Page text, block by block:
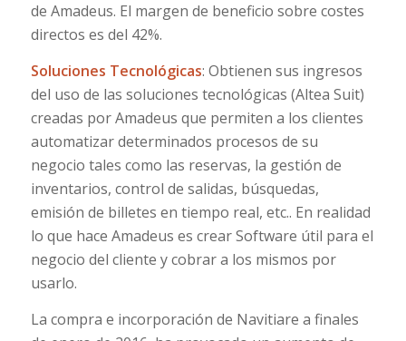
de Amadeus. El margen de beneficio sobre costes
directos es del 42%.
Soluciones Tecnológicas: Obtienen sus ingresos
del uso de las soluciones tecnológicas (Altea Suit)
creadas por Amadeus que permiten a los clientes
automatizar determinados procesos de su
negocio tales como las reservas, la gestión de
inventarios, control de salidas, búsquedas,
emisión de billetes en tiempo real, etc.. En realidad
lo que hace Amadeus es crear Software útil para el
negocio del cliente y cobrar a los mismos por
usarlo.
La compra e incorporación de Navitiare a finales